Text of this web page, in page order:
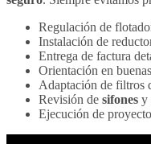
Regulación de
Instalación de
Entrega de factura
Orientación en
Adaptación de filtros
Revisión de sifones y
Ejecución de